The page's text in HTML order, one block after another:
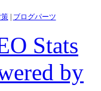
策| ブログパーツ